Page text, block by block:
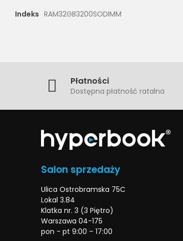
Indeks RAM32GB3200SODIMM
Płatności
Dostępna płatność ratalna
Salon sprzedaży
Ulica Ostrobramska 75C
Lokal 3.84
Klatka nr. 3 (3 Piętro)
Warszawa 04-175
pon - pt 9:00 – 17:00